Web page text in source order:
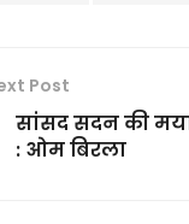
Post
सांसद सदन की
: ओम बिरला